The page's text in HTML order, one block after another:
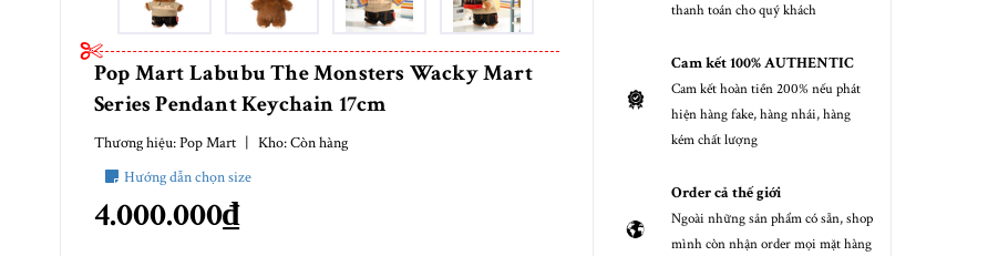
Pop Mart Labubu The Monsters Wacky Mart
Series Pendant Keychain 17cm
Thương hiệu:Pop Mart | Kho:Còn hàng
Hướng dẫn chọn size
4.000.000₫
thanh toán cho quý khách
Cam kết 100% AUTHENTIC
Cam kết hoàn tiền 200% nếu phát
hiện hàng fake, hàng nhái, hàng
kém chất lượng
Order cả thế giới
Ngoài những sản phẩm có sẵn, shop
mình còn nhận order mọi mặt hàng